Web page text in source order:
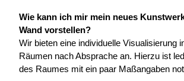
Wie kann ich mir mein neues
Wand vorstellen?
Wir bieten eine individuelle Visualisierung
Räumen nach Absprache an. Hierzu ist
des Raumes mit ein paar Maßangaben